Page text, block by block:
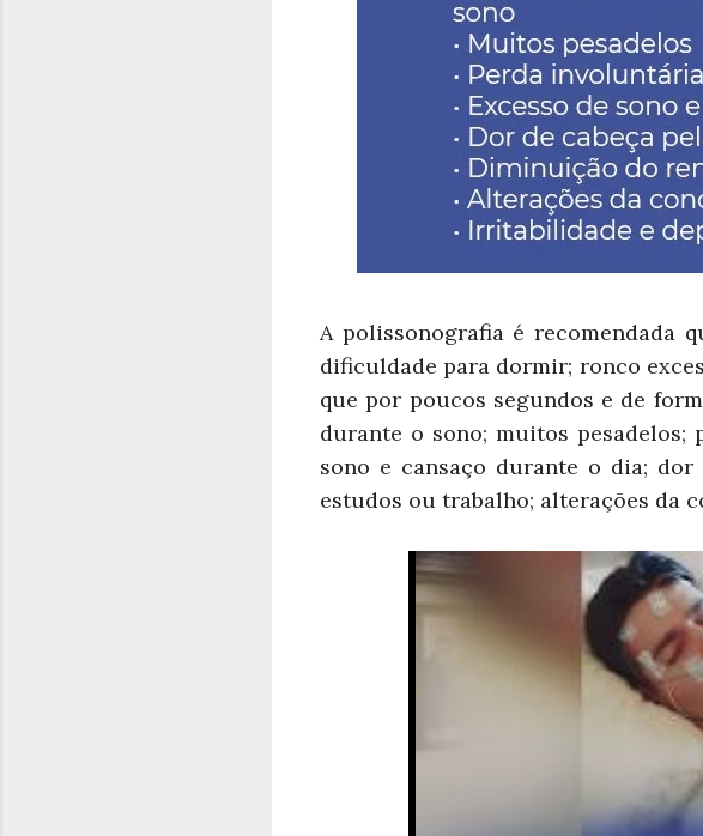
A polissonografia é recomendada
dificuldade para dormir; ronco
que por poucos segundos e de
durante o sono; muitos
sono e cansaço durante o dia;
estudos ou trabalho; alterações da